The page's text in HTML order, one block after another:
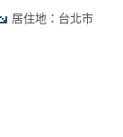
居住地：台北市